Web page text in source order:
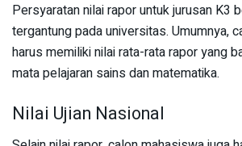
Persyaratan nilai rapor untuk jurusan K3
tergantung pada universitas. Umumnya,
harus memiliki nilai rata-rata rapor yang
mata pelajaran sains dan matematika.
Nilai Ujian Nasional